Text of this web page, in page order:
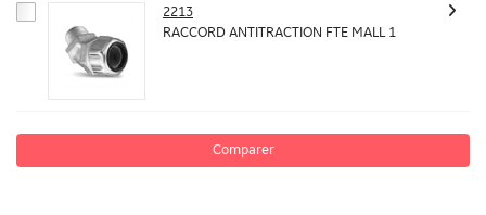
2213
RACCORD ANTITRACTION FTE MALL 1
Comparer